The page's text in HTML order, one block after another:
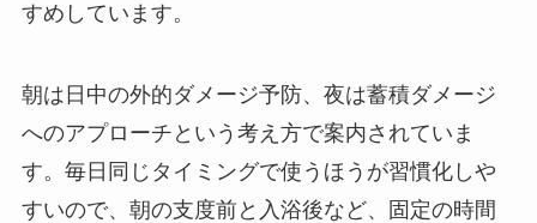
すめしています。
朝は日中の外的ダメージ予防、夜は蓄積ダメージ
へのアプローチという考え方で案内されていま
す。毎日同じタイミングで使うほうが習慣化しや
すいので、朝の支度前と入浴後など、固定の時間